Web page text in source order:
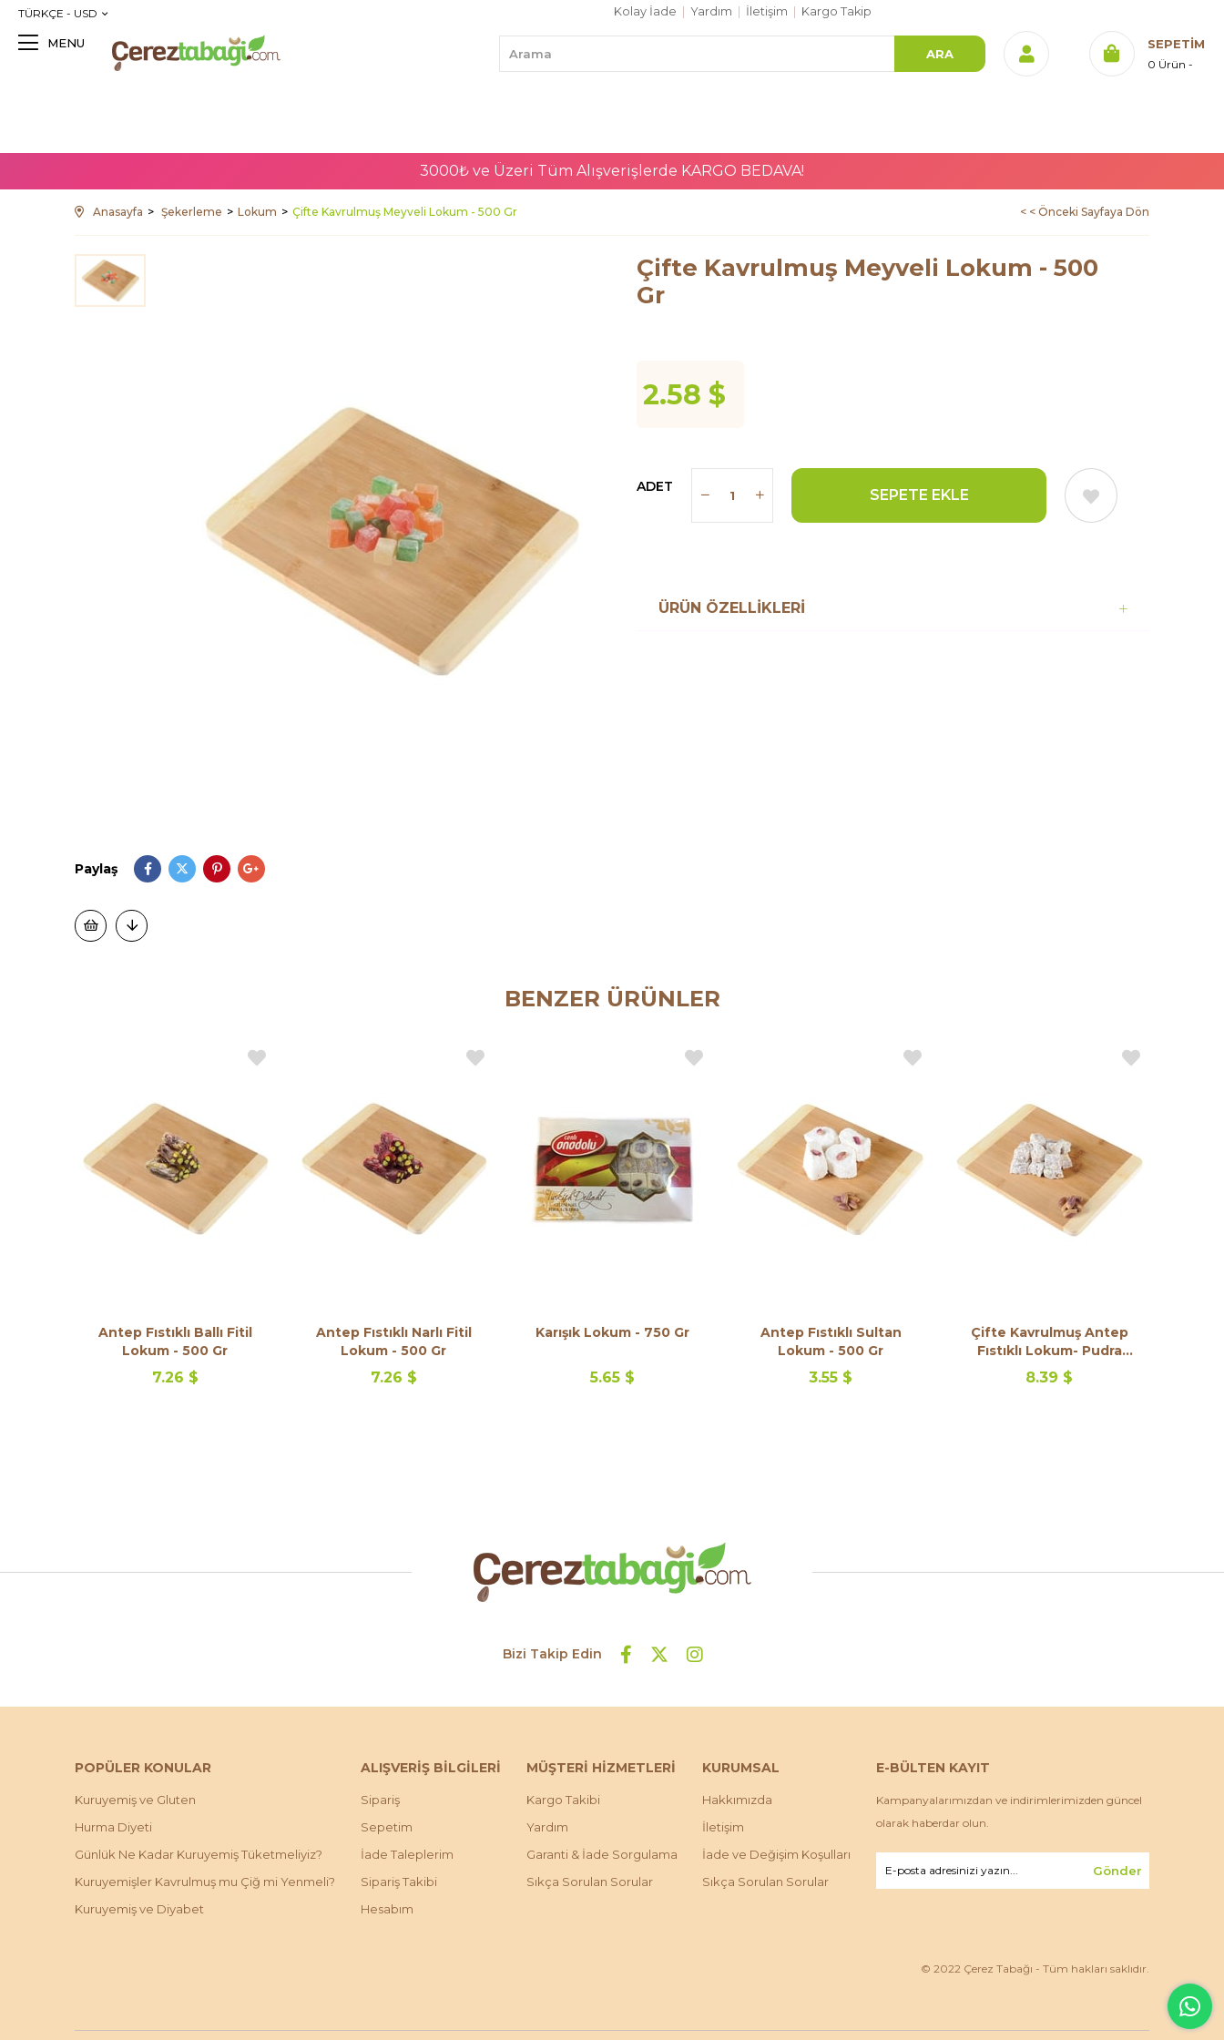
MENU SEPETIM
0 Ürün
TÜRKÇE - USD Kolay İade Yardım İletişim Kargo Takip
3000₺ ve Üzeri Tüm Alışverişlerde KARGO BEDAVA!
Anasayfa Şekerleme Lokum Çifte Kavrulmuş Meyveli Lokum - 500 Gr < < Önceki Sayfaya Dön
Paylaş
Çifte Kavrulmuş Meyveli Lokum - 500
Gr
2.58 $
ADET
ÜRÜN ÖZELLIKLERI
BENZER ÜRÜNLER
Antep Fıstıklı Ballı Fitil
Lokum - 500 Gr
7.26 $
Antep Fıstıklı Narlı Fitil
Lokum - 500 Gr
7.26 $
Karışık Lokum - 750 Gr
5.65 $
Antep Fıstıklı Sultan
Lokum - 500 Gr
3.55 $
Çifte Kavrulmuş Antep
Fıstıklı Lokum- Pudra
Şekerli
8.39 $
Bizi Takip Edin
POPÜLER KONULAR
Kuruyemiş ve Gluten
Hurma Diyeti
Günlük Ne Kadar Kuruyemiş Tüketmeliyiz?
Kuruyemişler Kavrulmuş mu Çiğ mi Yenmeli?
Kuruyemiş ve Diyabet
ALIŞVERİŞ BİLGİLERİ
Sipariş
Sepetim
İade Taleplerim
Sipariş Takibi
Hesabım
MÜŞTERİ HİZMETLERİ
Kargo Takibi
Yardım
Garanti & İade Sorgulama
Sıkça Sorulan Sorular
KURUMSAL
Hakkımızda
İletişim
İade ve Değişim Koşulları
Sıkça Sorulan Sorular
E-BÜLTEN KAYIT
Kampanyalarımızdan ve indirimlerimizden güncel
olarak haberdar olun.
Gönder
© 2022 Çerez Tabağı - Tüm hakları saklıdır.